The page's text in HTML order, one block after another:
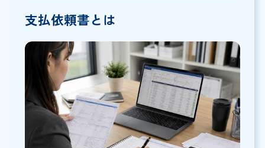
支払依頼書とは